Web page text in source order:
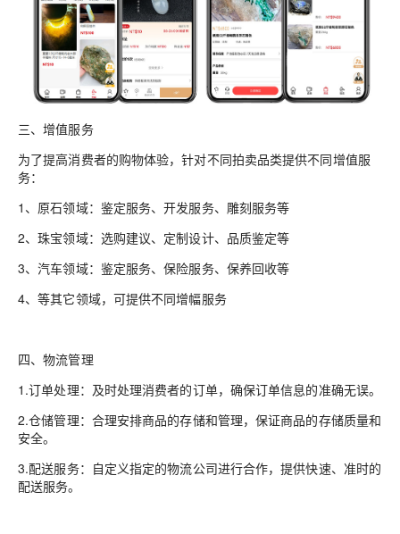
三、增值服务
为了提高消费者的购物体验，针对不同拍卖品类提供不同增值服
务：
1、原石领域：鉴定服务、开发服务、雕刻服务等
2、珠宝领域：选购建议、定制设计、品质鉴定等
3、汽车领域：鉴定服务、保险服务、保养回收等
4、等其它领域，可提供不同增幅服务
四、物流管理
1.订单处理：及时处理消费者的订单，确保订单信息的准确无误。
2.仓储管理：合理安排商品的存储和管理，保证商品的存储质量和
安全。
3.配送服务：自定义指定的物流公司进行合作，提供快速、准时的
配送服务。